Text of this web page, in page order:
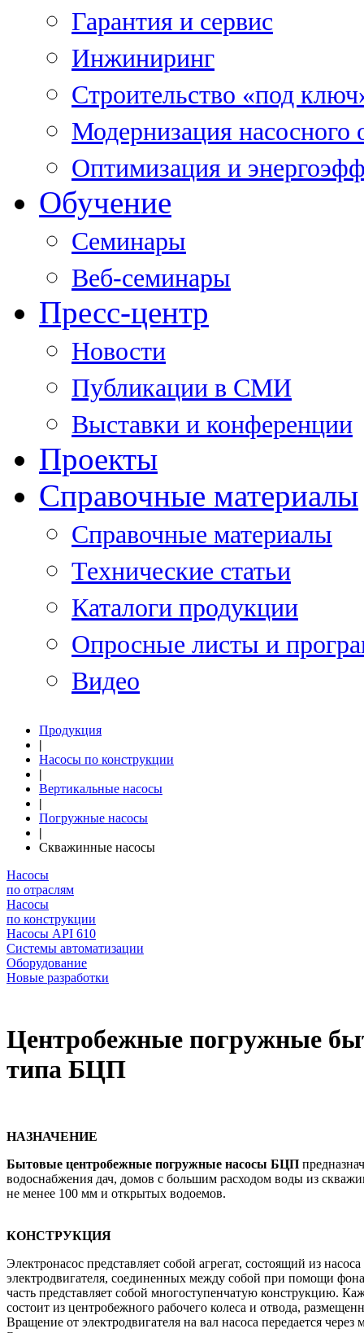
Гарантия и сервис
Инжиниринг
Строительство «под
Модернизация насосного
Оптимизация и
Обучение
Семинары
Веб-семинары
Пресс-центр
Новости
Публикации в СМИ
Выставки и конференции
Проекты
Справочные материалы
Справочные материалы
Технические статьи
Каталоги продукции
Опросные листы и
Видео
Продукция
|
Насосы по конструкции
|
Вертикальные насосы
|
Погружные насосы
|
Скважинные насосы
Насосы
по отраслям
Насосы
по конструкции
Насосы API 610
Системы автоматизации
Оборудование
Новые разработки
Центробежные погружные
типа БЦП
НАЗНАЧЕНИЕ
Бытовые центробежные погружные насосы БЦП
водоснабжения дач, домов с большим расходом воды из
не менее 100 мм и открытых водоемов.
КОНСТРУКЦИЯ
Электронасос представляет собой агрегат, состоящий из
электродвигателя, соединенных между собой при помощи
часть представляет собой многоступенчатую конструкцию.
состоит из центробежного рабочего колеса и отвода,
Вращение от электродвигателя на вал насоса передается через